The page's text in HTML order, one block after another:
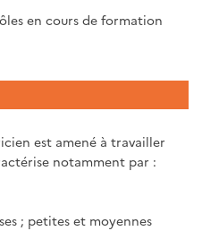
en cours de formation
est amené à travailler
notamment par :
; petites et moyennes